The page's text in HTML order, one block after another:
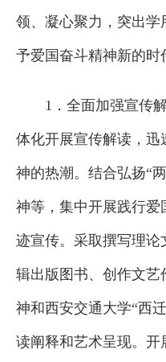
领、凝心聚力，突出
予爱国奋斗精神新的时
1．全面加强宣传解
体化开展宣传解读，
神的热潮。结合弘扬“
神等，集中开展践行
迹宣传。采取撰写理
辑出版图书、创作文
神和西安交通大学“西
读阐释和艺术呈现。开